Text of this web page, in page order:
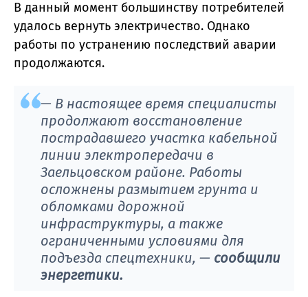
В данный момент большинству потребителей
удалось вернуть электричество. Однако
работы по устранению последствий аварии
продолжаются.
— В настоящее время специалисты
продолжают восстановление
пострадавшего участка кабельной
линии электропередачи в
Заельцовском районе. Работы
осложнены размытием грунта и
обломками дорожной
инфраструктуры, а также
ограниченными условиями для
подъезда спецтехники, — сообщили
энергетики.